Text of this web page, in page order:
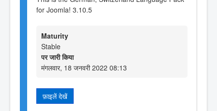
for Joomla! 3.10.5
Maturity
Stable
पर जारी किया
मंगलवार, 18 जनवरी 2022 08:13
फ़ाइलें देखें